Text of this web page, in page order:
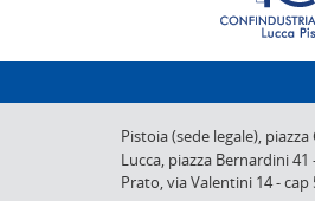
Pistoia (sede legale), piazza
Lucca, piazza Bernardini 41
Prato,via Valentini 14-cap